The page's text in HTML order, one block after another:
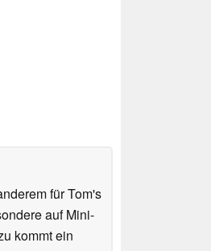
für Tom's
auf Mini-
kommt ein